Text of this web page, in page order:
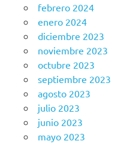
febrero 2024
enero 2024
diciembre 2023
noviembre 2023
octubre 2023
septiembre 2023
agosto 2023
julio 2023
junio 2023
mayo 2023